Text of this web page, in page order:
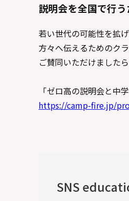
説明会を全国で行
若い世代の可能性を拡
方々へ伝えるためのク
ご賛同いただけました
「ゼロ高の説明会と中
https://camp-fire.jp/
SNS